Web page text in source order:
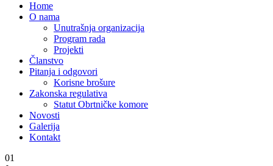
Home
O nama
Unutrašnja organizacija
Program rada
Projekti
Članstvo
Pitanja i odgovori
Korisne brošure
Zakonska regulativa
Statut Obrtničke komore
Novosti
Galerija
Kontakt
01